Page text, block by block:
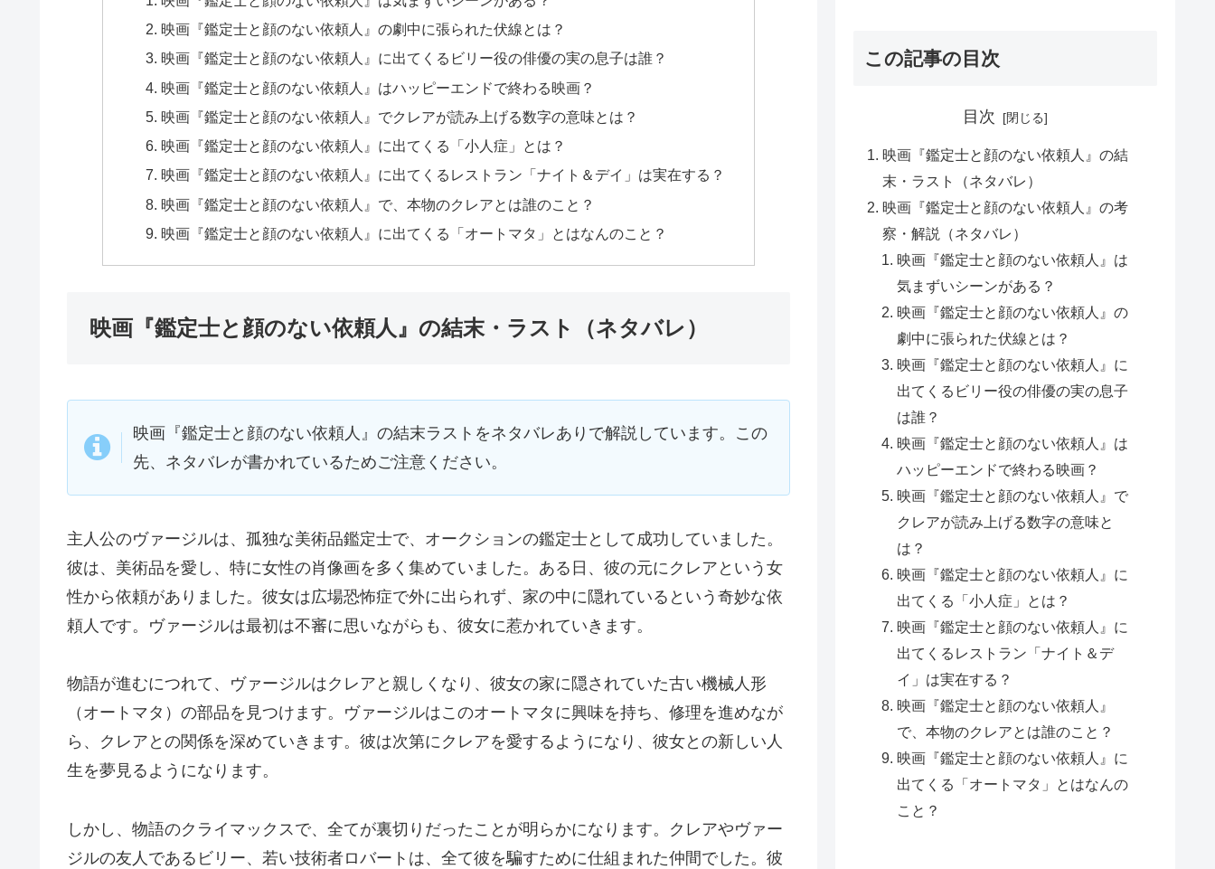
映画『鑑定士と顔のない依頼人』の劇中に張られた伏線とは？
映画『鑑定士と顔のない依頼人』に出てくるビリー役の俳優の実の息子は誰？
映画『鑑定士と顔のない依頼人』はハッピーエンドで終わる映画？
映画『鑑定士と顔のない依頼人』でクレアが読み上げる数字の意味とは？
映画『鑑定士と顔のない依頼人』に出てくる「小人症」とは？
映画『鑑定士と顔のない依頼人』に出てくるレストラン「ナイト＆デイ」は実在する？
映画『鑑定士と顔のない依頼人』で、本物のクレアとは誰のこと？
映画『鑑定士と顔のない依頼人』に出てくる「オートマタ」とはなんのこと？
映画『鑑定士と顔のない依頼人』の結末・ラスト（ネタバレ）
映画『鑑定士と顔のない依頼人』の結末ラストをネタバレありで解説しています。この
先、ネタバレが書かれているためご注意ください。
主人公のヴァージルは、孤独な美術品鑑定士で、オークションの鑑定士として成功していました。
彼は、美術品を愛し、特に女性の肖像画を多く集めていました。ある日、彼の元にクレアという女
性から依頼がありました。彼女は広場恐怖症で外に出られず、家の中に隠れているという奇妙な依
頼人です。ヴァージルは最初は不審に思いながらも、彼女に惹かれていきます。
物語が進むにつれて、ヴァージルはクレアと親しくなり、彼女の家に隠されていた古い機械人形
（オートマタ）の部品を見つけます。ヴァージルはこのオートマタに興味を持ち、修理を進めなが
ら、クレアとの関係を深めていきます。彼は次第にクレアを愛するようになり、彼女との新しい人
生を夢見るようになります。
しかし、物語のクライマックスで、全てが裏切りだったことが明らかになります。クレアやヴァー
ジルの友人であるビリー、若い技術者ロバートは、全て彼を騙すために仕組まれた仲間でした。彼
この記事の目次
目次
映画『鑑定士と顔のない依頼人』の結
末・ラスト（ネタバレ）
映画『鑑定士と顔のない依頼人』の考
察・解説（ネタバレ）
映画『鑑定士と顔のない依頼人』は
気まずいシーンがある？
映画『鑑定士と顔のない依頼人』の
劇中に張られた伏線とは？
映画『鑑定士と顔のない依頼人』に
出てくるビリー役の俳優の実の息子
は誰？
映画『鑑定士と顔のない依頼人』は
ハッピーエンドで終わる映画？
映画『鑑定士と顔のない依頼人』で
クレアが読み上げる数字の意味と
は？
映画『鑑定士と顔のない依頼人』に
出てくる「小人症」とは？
映画『鑑定士と顔のない依頼人』に
出てくるレストラン「ナイト＆デ
イ」は実在する？
映画『鑑定士と顔のない依頼人』
で、本物のクレアとは誰のこと？
映画『鑑定士と顔のない依頼人』に
出てくる「オートマタ」とはなんの
こと？